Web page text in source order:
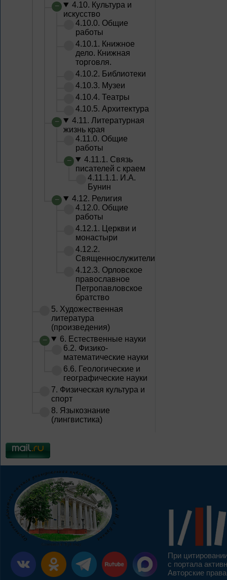
4.10. Культура и
искусство
4.10.0. Общие
работы
4.10.1. Книжное
дело. Книжная
торговля.
4.10.2. Библиотеки
4.10.3. Музеи
4.10.4. Театры
4.10.5. Архитектура
4.11. Литературная
жизнь края
4.11.0. Общие
работы
4.11.1. Связь
писателей с краем
4.11.1.1. И.А.
Бунин
4.12. Религия
4.12.0. Общие
работы
4.12.1. Церкви и
монастыри
4.12.2.
Священнослужители
4.12.3. Орловское
православное
Петропавловское
братство
5. Художественная
литература
(произведения)
6. Естественные науки
6.2. Физико-
математические науки
6.6. Геологические и
географические науки
7. Физическая культура и
спорт
8. Языкознание
(лингвистика)
При
с портала
Авторские